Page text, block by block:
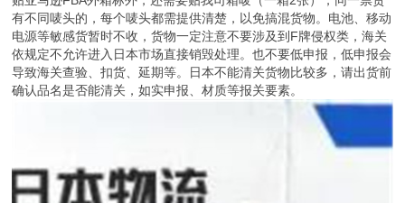
贴亚马逊FBA外箱标外，还需要贴我司箱唛（一箱2张），同一票货
有不同唛头的，每个唛头都需提供清楚，以免搞混货物。电池、移动
电源等敏感货暂时不收，货物一定注意不要涉及到F牌侵权类，海关
依规定不允许进入日本市场直接销毁处理。也不要低申报，低申报会
导致海关查验、扣货、延期等。日本不能清关货物比较多，请出货前
确认品名是否能清关，如实申报、材质等报关要素。